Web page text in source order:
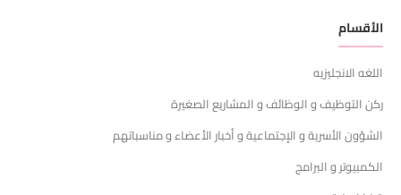
الأقسام
اللغه الانجليزيه
ركن التوظيف و الوظائف و المشاريع الصغيرة
الشؤون الأسرية و الإجتماعية و أخبار الأعضاء و مناسباتهم
الكمبيوتر و البرامج